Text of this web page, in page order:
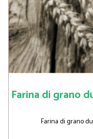
Farina di grano
Farina di grano